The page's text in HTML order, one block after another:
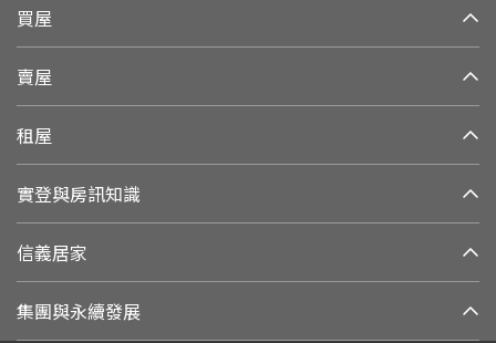
買屋
賣屋
租屋
實登與房訊知識
信義居家
集團與永續發展